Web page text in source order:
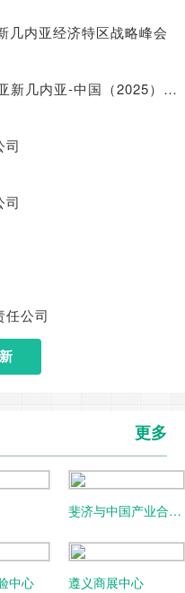
几内亚经济特区战略峰会
深化合作 共促繁荣——巴布亚新几内亚-中国（2025）经贸洽谈暨项目合作交流活动成功举办
司
司
任公司
更多
斐济与中国产业合作
中心 遵义商展中心